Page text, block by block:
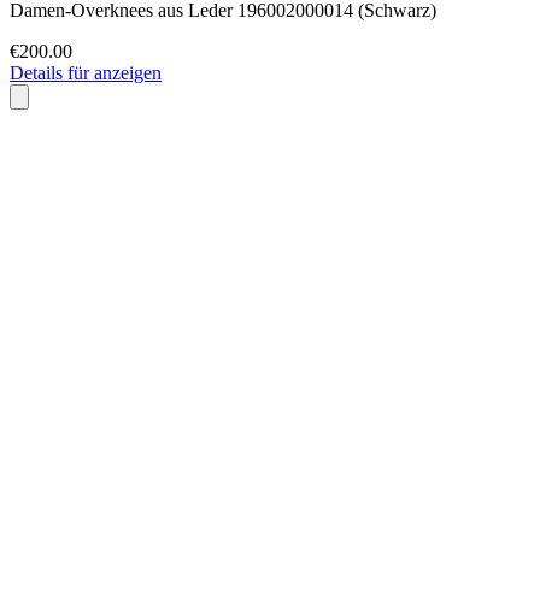
Damen-Overknees aus Leder 196002000014 (Schwarz)
€200.00
Details für anzeigen